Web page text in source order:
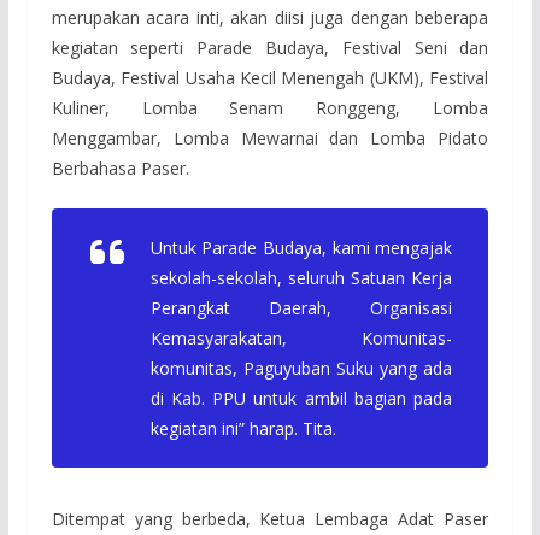
merupakan acara inti, akan diisi juga dengan beberapa
kegiatan seperti Parade Budaya, Festival Seni dan
Budaya, Festival Usaha Kecil Menengah (UKM), Festival
Kuliner, Lomba Senam Ronggeng, Lomba
Menggambar, Lomba Mewarnai dan Lomba Pidato
Berbahasa Paser.
Untuk Parade Budaya, kami mengajak
sekolah-sekolah, seluruh Satuan Kerja
Perangkat Daerah, Organisasi
Kemasyarakatan, Komunitas-
komunitas, Paguyuban Suku yang ada
di Kab. PPU untuk ambil bagian pada
kegiatan ini” harap. Tita.
Ditempat yang berbeda, Ketua Lembaga Adat Paser